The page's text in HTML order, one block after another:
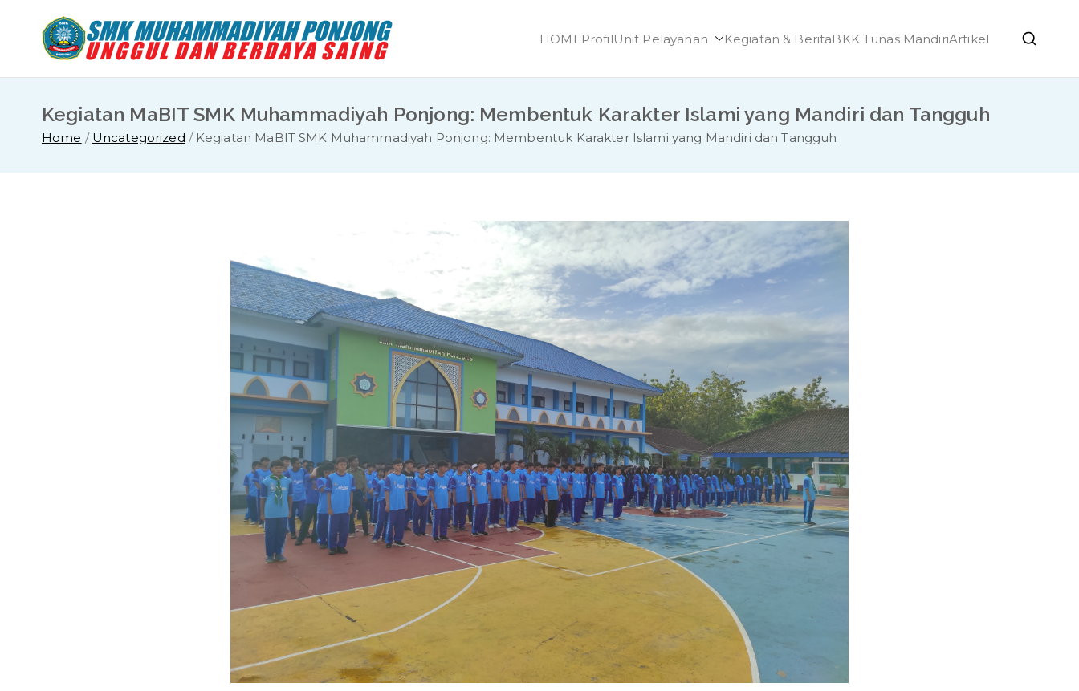
content
SMK Muhammadiyah Ponjong
HOMEProfilUnit Pelayanan Kegiatan & BeritaBKK Tunas MandiriArtikel
Kegiatan MaBIT SMK Muhammadiyah Ponjong: Membentuk Karakter Islami yang Mandiri dan Tangguh
Home Uncategorized Kegiatan MaBIT SMK Muhammadiyah Ponjong: Membentuk Karakter Islami yang Mandiri dan Tangguh